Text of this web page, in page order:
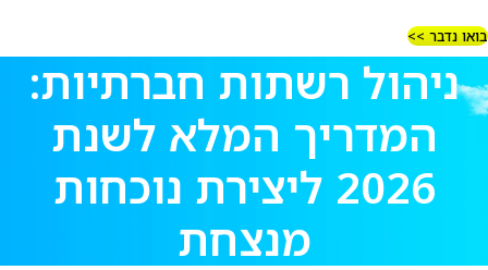
בואו נדבר >>
ניהול רשתות חברתיות:
המדריך המלא לשנת
2026 ליצירת נוכחות
מנצחת